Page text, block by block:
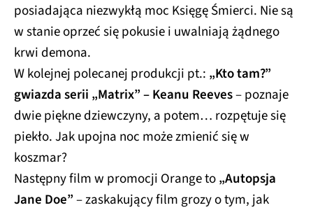
posiadająca niezwykłą moc Księgę Śmierci. Nie są
w stanie oprzeć się pokusie i uwalniają żądnego
krwi demona.
W kolejnej polecanej produkcji pt.: „Kto tam?”
gwiazda serii „Matrix” – Keanu Reeves– poznaje
dwie piękne dziewczyny, a potem… rozpętuje się
piekło. Jak upojna noc może zmienić się w
koszmar?
Następny film w promocji Orange to„Autopsja
Jane Doe”– zaskakujący film grozy o tym, jak